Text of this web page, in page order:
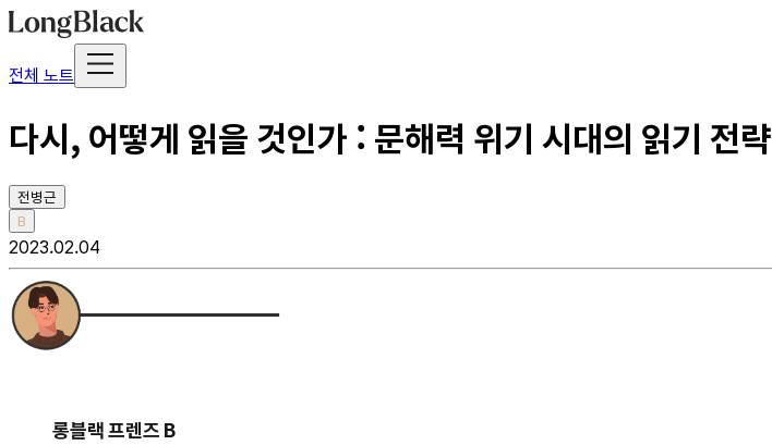
전체 노트
다시, 어떻게 읽을 것인가 : 문해력 위기 시대의 읽기 전략
전병근
B
2023.02.04
롱블랙 프렌즈 B